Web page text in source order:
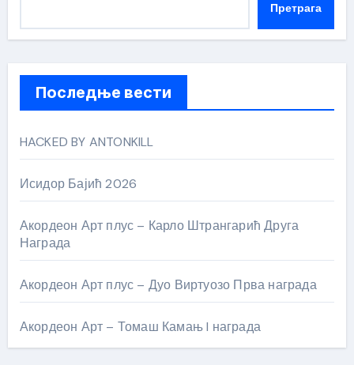
Претрага
Последње вести
HACKED BY ANTONKILL
Исидор Бајић 2026
Акордеон Арт плус – Карло Штрангарић Друга
Награда
Акордеон Арт плус – Дуо Виртуозо Прва награда
Акордеон Арт – Томаш Камањ I награда